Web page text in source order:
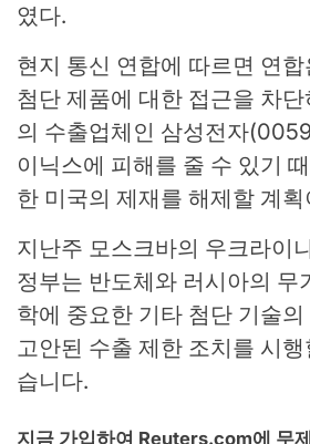
였다.
현지 통신 연합에 따르면 연
첨단 제품에 대한 접근을 차
의 수출업체인 삼성전자
이닉스에 피해를 줄 수 있기
한 미국의 제재를 해제할 계
지난주 모스크바의 우크라이
정부는 반도체와 러시아의 무
학에 중요한 기타 첨단 기술
고안된 수출 제한 조치를 시
습니다.
지금 가입하여 Reuters.com에 무